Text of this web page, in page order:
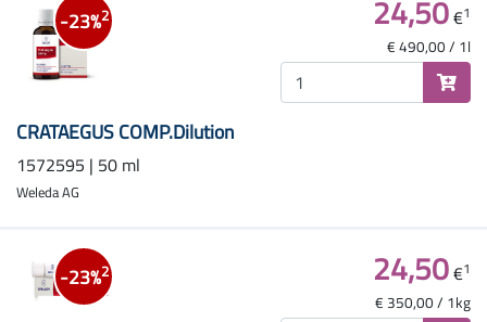
-23%2
CRATAEGUS COMP.Dilution
1572595 | 50 ml
Weleda AG
24,50€1
€ 490,00 / 1l
-23%2 24,50€1
€ 350,00 / 1kg